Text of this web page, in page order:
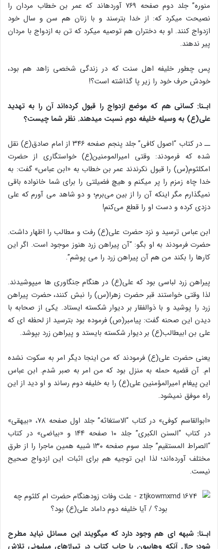
منوره” جلد دوم صفحه ۷۶۹ آورده‎اند که عمر بن خطاب مردان را
نصیحت می‎کرد که: از خدا بترسند و با زنان هم سن و سال خود
ازدواج کنند. او به دختران هم توصیه می‎کرد که تن به ازدواج با مردان
پیر ندهند.
پس چطور خلیفه اهل سنت که در زندگی شخصی زاهد هم بود،
خودش حرف خود را زیر پا گذاشته است؟!
ابـنا: کسانی هم که موضع ازدواج را قبول کرده‌اند آن را به تهدید
علی(ع) به وسیله خلیفه دوم نسبت می‏دهند. نظر شما چیست؟
ــ در کتاب “اصول کافی” جلد پنجم صفحه ۳۴۶ از امام صادق(ع) نقل
شده که فرمودند: وقتی امیرالمومنین(ع) خواستگاری از حضرت
ام‎کلثوم(س) را قبول نکرندند عمر بن خطاب به «ابن عباس» گفت: به
خدا چاه زمزم را پر می‎کنم و هیچ فضیلتی را برای شما خانواده باقی
نمی‎گذارم مگر اینکه آن را از بین می‌برم؛ و دو شاهد می آورم که علی
دزدی کرده و دست او را قطع می‌کنم!
ابن عباس ترسید و نزد حضرت علی(ع) رفت و مطالب را اظهار داشت.
حضرت فرمودند به او بگو: “آن پیراهن زرد هنوز موجود است. اگر این
کارها را بکند من هم آن پیراهن زرد را می پوشم”.
پیراهن زرد لباسی بود که علی(ع) در هنگام جنگاوری ها می‏پوشیدند.
لذا وقتی خواستند قبر حضرت زهرا(س) را نبش کنند، حضرت پیراهن
زرد را پوشید و با ذوالفقار بر دیوار شکسته ایستاد. یکی از صحابه با
دیدن این صحنه گفت: پیامبر(ص) فرموده بود بترسید از لحظه ای که
علی بن ابی‏طالب(ع) بر دیوار شکسته بایستد و پیراهن زرد بپوشد.
یعنی حضرت علی(ع) فرمودند که من اینجا دیگر امر به سکوت نشده
ام. آن قضیه حمله به منزل بود که من امر به صبر شدم. ابن عباس
این پیغام امیرالمؤمنین علی(ع) را به خلیفه دوم رساند و او دید از این
راه موفق نمی‏شود.
«ابوالقاسم کوفی» در کتاب “الاستغاثه” جلد اول صفحه ۷۸، «بیهقی»
در کتاب “السنن الکبری” جلد ۱۰ صفحه ۱۴۴ و «بیاضی» در کتاب
“الصراط المستقیم” جلد سوم صفحه ۱۳۰ شبیه همین ماجرا را از طرق
مختلف آورده‌اند؛ لذا این توجیه هم برای اثبات این ازدواج صحیح
نیست.
ابـنا: شبهه ای هم وجود دارد که می‏گویند این مسائل نباید مطرح